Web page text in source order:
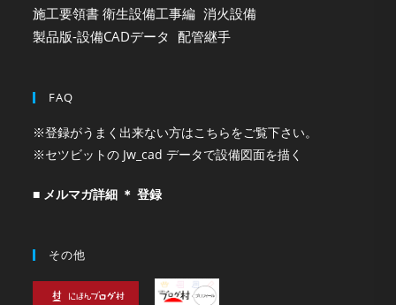
施工要領書 衛生設備工事編 消火設備
製品版-設備CADデータ 配管継手
FAQ
※登録がうまく出来ない方はこちらをご覧下さい。
※セツビットの Jw_cad データで設備図面を描く
■ メルマガ詳細 ＊ 登録
その他